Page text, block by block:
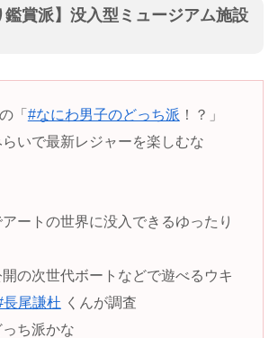
鑑賞派】没入型ミュージアム施設
「 #なにわ男子のどっち派 ！？」
いで最新レジャーを楽しむな
ートの世界に没入できるゆったり
の次世代ボートなどで遊べるウキ
長尾謙杜 くんが調査
ち派かな